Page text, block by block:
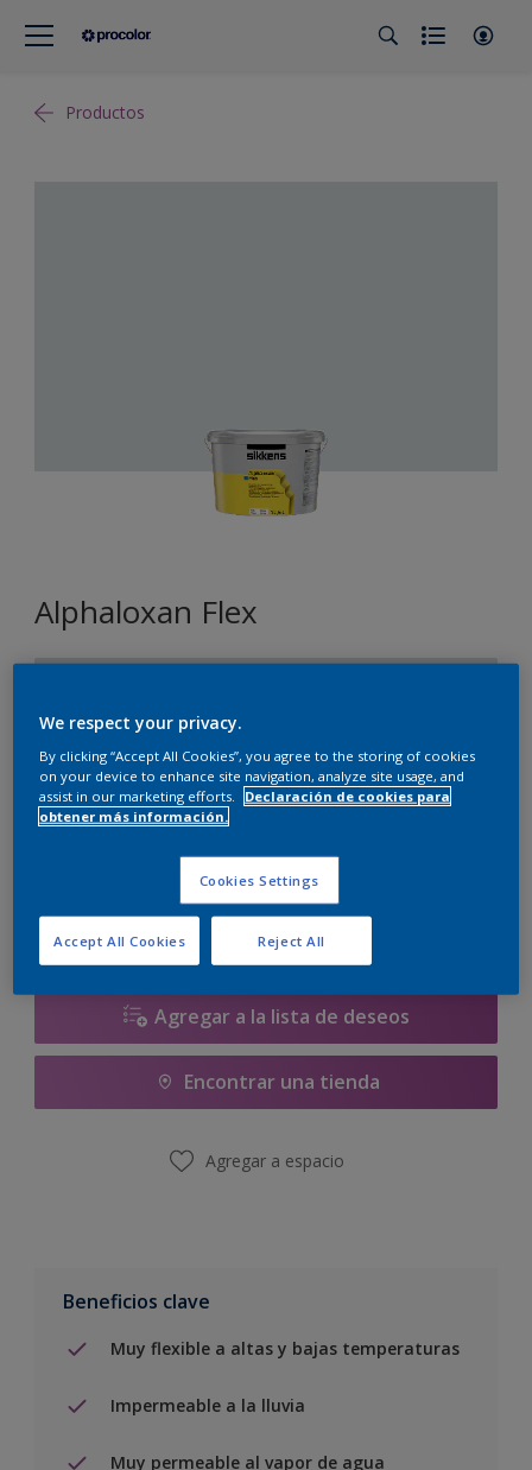
Productos
Alphaloxan Flex
Tamaño
Calculadora de pintura
Calcular
Agregar a la lista de deseos
Encontrar una tienda
Agregar a espacio
Beneficios clave
Muy flexible a altas y bajas temperaturas
Impermeable a la lluvia
Muy permeable al vapor de agua
We respect your privacy.
By clicking “Accept All Cookies”, you agree to the storing of cookies
on your device to enhance site navigation, analyze site usage, and
assist in our marketing efforts.
Declaración de cookies para
obtener más información.
Cookies Settings
Reject All
Accept All Cookies